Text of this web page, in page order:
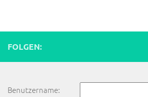
FOLGEN:
Benutzername: